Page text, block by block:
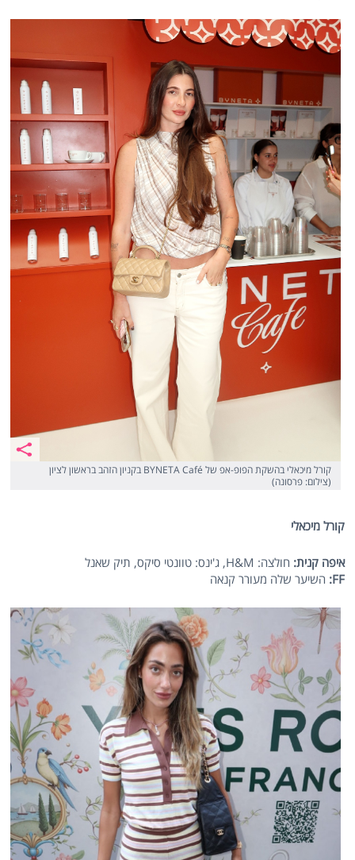
קורל מיכאלי בהשקת הפופ-אפ של BYNETA Café בקניון הזהב בראשון לציון
(צילום: פרסונה)
קורל מיכאלי
איפה קנית: חולצה: H&M, ג'ינס: טוונטי סיקס, תיק שאנל
FF
: השיער שלה מעורר קנאה